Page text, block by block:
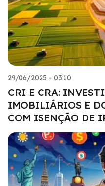
29/06/2025 - 03:10
CRI E CRA:
IMOBILIÁRIOS E
COM ISENÇÃO DE